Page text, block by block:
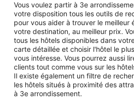
Vous voulez partir à 3e
votre disposition tous les outils de
pour vous aider à trouver le meilleur
votre destination, au meilleur prix. Vous pourrez afficher
tous les hôtels disponibles dans
carte détaillée et choisir l'hôtel le
vous intéresse. Vous pourrez aussi
clients tout comme vous sur les
Il existe également un filtre de
les hôtels situés à proximité des
à 3e arrondissement.